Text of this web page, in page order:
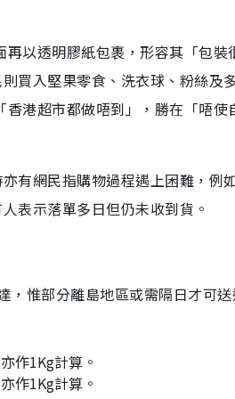
以透明膠紙包裹，形容其「包裝
買入堅果零食、洗衣球、粉絲及
港超市都做唔到」，勝在「唔使
有網民指購物過程遇上困難，例
表示落單多日但仍未收到貨。
惟部分離島地區或需隔日才可送
作1Kg計算。
作1Kg計算。